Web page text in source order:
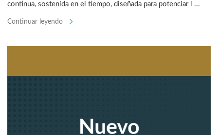
continua, sostenida en el tiempo, diseñada para potenciar l ...
Continuar leyendo